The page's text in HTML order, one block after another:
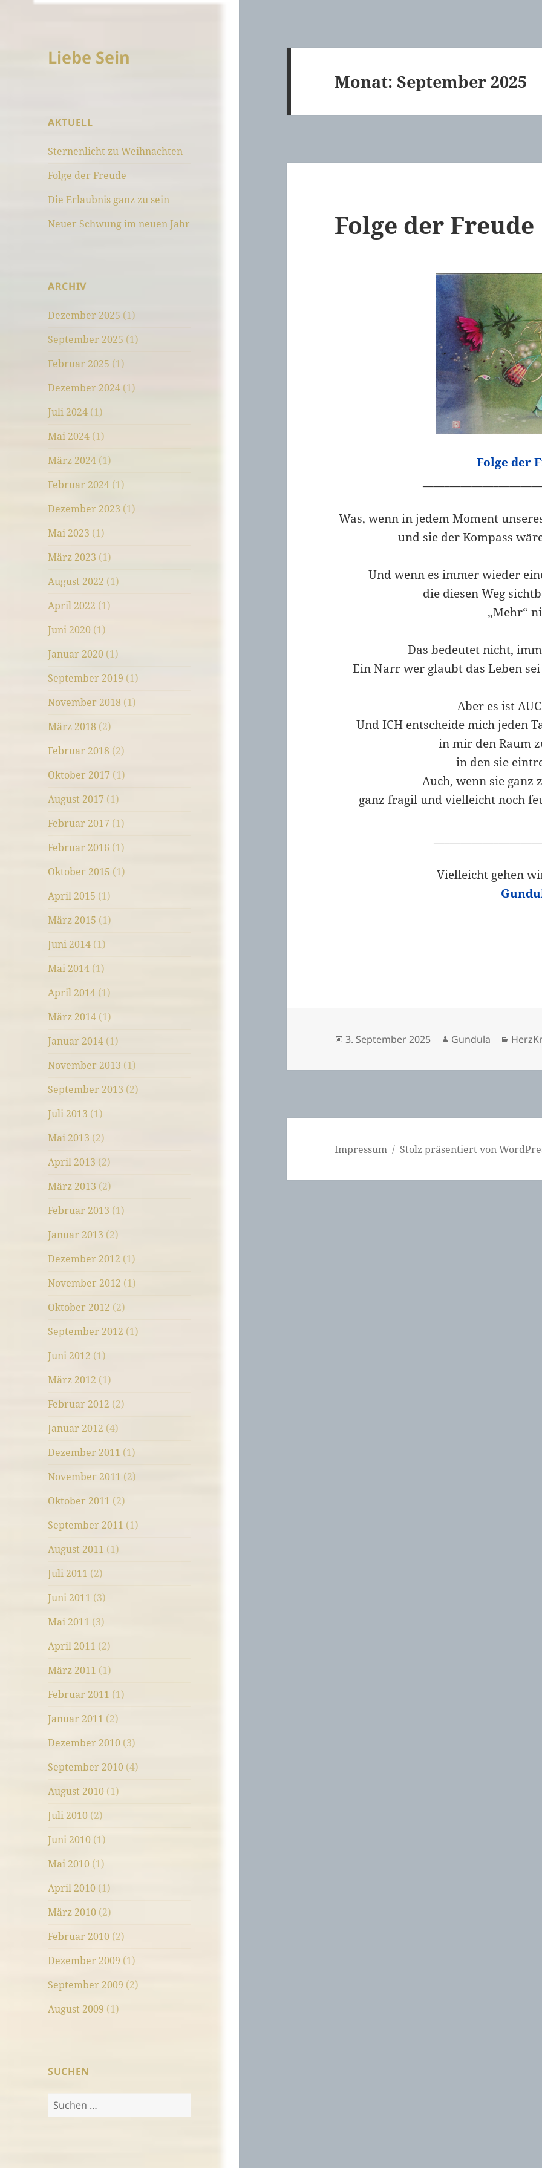
Liebe Sein
AKTUELL
Sternenlicht zu Weihnachten
Folge der Freude
Die Erlaubnis ganz zu sein
Neuer Schwung im neuen Jahr
ARCHIV
Dezember 2025 (1)
September 2025 (1)
Februar 2025 (1)
Dezember 2024 (1)
Juli 2024 (1)
Mai 2024 (1)
März 2024 (1)
Februar 2024 (1)
Dezember 2023 (1)
Mai 2023 (1)
März 2023 (1)
August 2022 (1)
April 2022 (1)
Juni 2020 (1)
Januar 2020 (1)
September 2019 (1)
November 2018 (1)
März 2018 (2)
Februar 2018 (2)
Oktober 2017 (1)
August 2017 (1)
Februar 2017 (1)
Februar 2016 (1)
Oktober 2015 (1)
April 2015 (1)
März 2015 (1)
Juni 2014 (1)
Mai 2014 (1)
April 2014 (1)
März 2014 (1)
Januar 2014 (1)
November 2013 (1)
September 2013 (2)
Juli 2013 (1)
Mai 2013 (2)
April 2013 (2)
März 2013 (2)
Februar 2013 (1)
Januar 2013 (2)
Dezember 2012 (1)
November 2012 (1)
Oktober 2012 (2)
September 2012 (1)
Juni 2012 (1)
März 2012 (1)
Februar 2012 (2)
Januar 2012 (4)
Dezember 2011 (1)
November 2011 (2)
Oktober 2011 (2)
September 2011 (1)
August 2011 (1)
Juli 2011 (2)
Juni 2011 (3)
Mai 2011 (3)
April 2011 (2)
März 2011 (1)
Februar 2011 (1)
Januar 2011 (2)
Dezember 2010 (3)
September 2010 (4)
August 2010 (1)
Juli 2010 (2)
Juni 2010 (1)
Mai 2010 (1)
April 2010 (1)
März 2010 (2)
Februar 2010 (2)
Dezember 2009 (1)
September 2009 (2)
August 2009 (1)
SUCHEN
Suchen
nach:
Monat:September 2025
Folge der Freude
Folge der
Was, wenn in jedem Moment
und sie der Kompass
Und wenn es immer wieder
die diesen Weg
„Mehr“
Das bedeutet nicht,
Ein Narr wer glaubt das Leben
Aber es ist
Und ICH entscheide mich jeden
in mir den Raum
in den sie
Auch, wenn sie
ganz fragil und vielleicht noch
Vielleicht gehen
Veröffentlicht
3. September 2025 Autor
Gundula
Impressum Stolz präsentiert von